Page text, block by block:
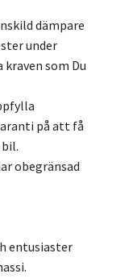
dämpare
under
som Du
på att få
obegränsad
entusiaster